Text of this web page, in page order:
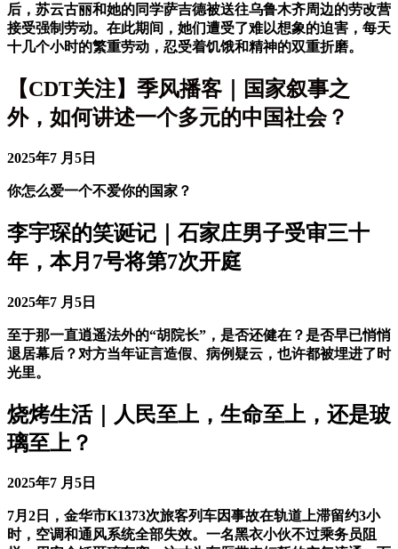
后，苏云古丽和她的同学萨吉德被送往乌鲁木齐周边的劳改营
接受强制劳动。在此期间，她们遭受了难以想象的迫害，每天
十几个小时的繁重劳动，忍受着饥饿和精神的双重折磨。
【CDT关注】季风播客｜国家叙事之
外，如何讲述一个多元的中国社会？
2025年7 月5日
你怎么爱一个不爱你的国家？
李宇琛的笑诞记｜石家庄男子受审三十
年，本月7号将第7次开庭
2025年7 月5日
至于那一直逍遥法外的“胡院长”，是否还健在？是否早已悄悄
退居幕后？对方当年证言造假、病例疑云，也许都被埋进了时
光里。
烧烤生活｜人民至上，生命至上，还是玻
璃至上？
2025年7 月5日
7月2日，金华市K1373次旅客列车因事故在轨道上滞留约3小
时，空调和通风系统全部失效。一名黑衣小伙不过乘务员阻